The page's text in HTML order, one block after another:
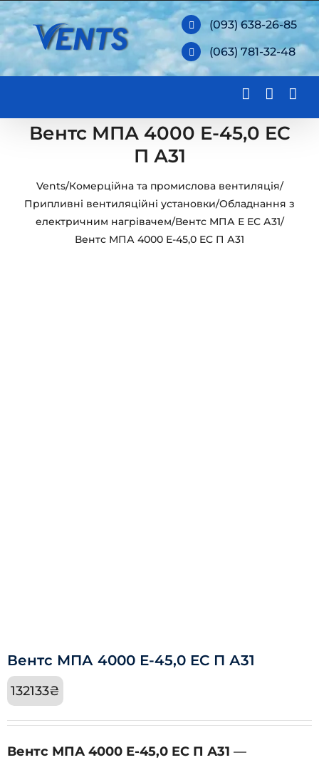
Skip
to
content
(093) 638-26-85
(063) 781-32-48
Вентс МПА 4000 Е-45,0 EC
П А31
Vents/Комерційна та промислова вентиляція/
Припливні вентиляційні установки/Обладнання з
електричним нагрівачем/Вентс МПА Е ЕС А31/
Вентс МПА 4000 Е-45,0 EC П А31
Вентс МПА 4000 Е-45,0 EC П А31
132133₴
Вентс МПА 4000 Е-45,0 EC П А31 —